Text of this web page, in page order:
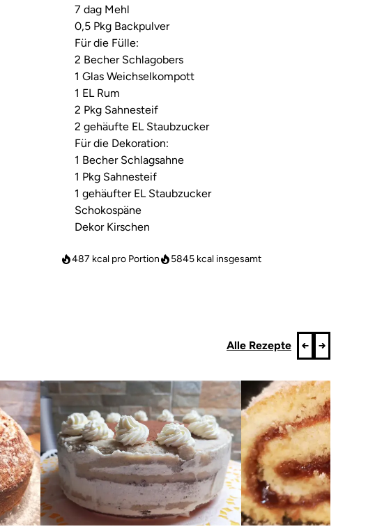
7 dag Mehl
0,5 Pkg Backpulver
Für die Fülle:
2 Becher Schlagobers
1 Glas Weichselkompott
1 EL Rum
2 Pkg Sahnesteif
2 gehäufte EL Staubzucker
Für die Dekoration:
1 Becher Schlagsahne
1 Pkg Sahnesteif
1 gehäufter EL Staubzucker
Schokospäne
Dekor Kirschen
487 kcal pro Portion 5845 kcal insgesamt
Alle Rezepte